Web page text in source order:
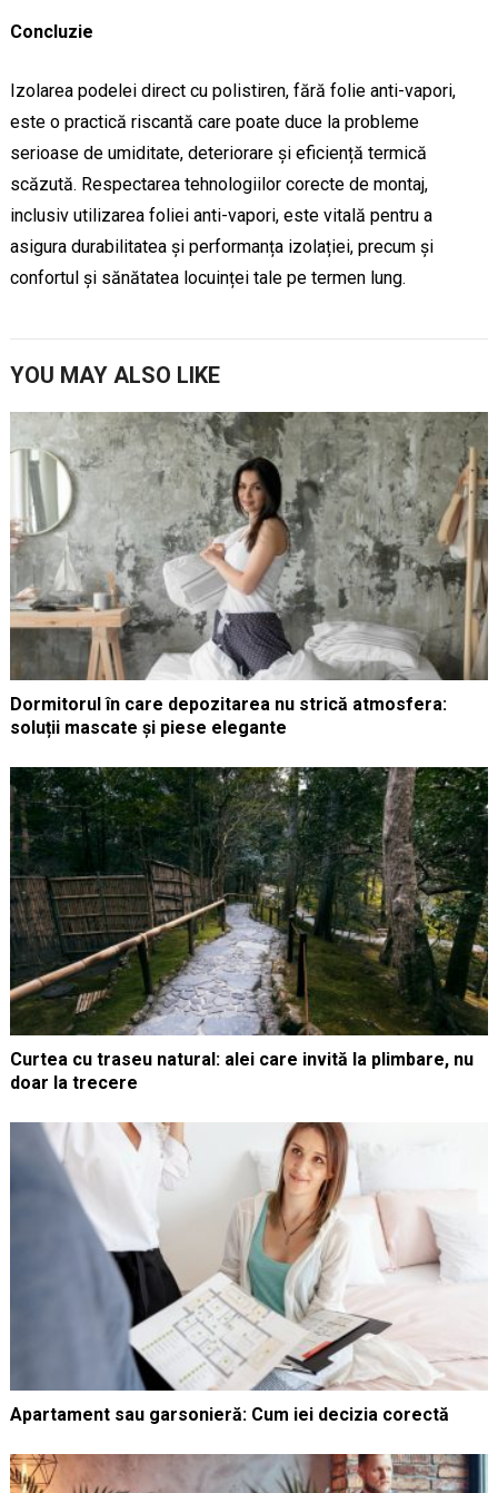
Concluzie
Izolarea podelei direct cu polistiren, fără folie anti-vapori,
este o practică riscantă care poate duce la probleme
serioase de umiditate, deteriorare și eficiență termică
scăzută. Respectarea tehnologiilor corecte de montaj,
inclusiv utilizarea foliei anti-vapori, este vitală pentru a
asigura durabilitatea și performanța izolației, precum și
confortul și sănătatea locuinței tale pe termen lung.
YOU MAY ALSO LIKE
Dormitorul în care depozitarea nu strică atmosfera:
soluții mascate și piese elegante
Curtea cu traseu natural: alei care invită la plimbare, nu
doar la trecere
Apartament sau garsonieră: Cum iei decizia corectă